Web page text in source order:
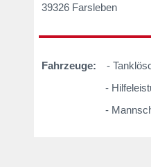
39326
Fahrzeuge:
-
-
-